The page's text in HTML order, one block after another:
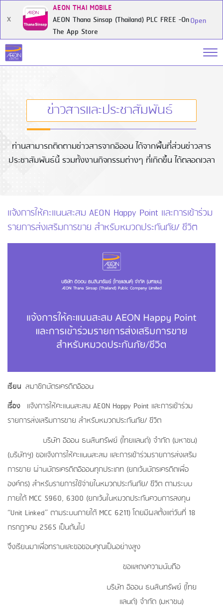
X
AEON THAI MOBILE
AEON Thana Sinsap (Thailand) PLC FREE -On
The App Store
Open
ข่าวสารและประชาสัมพันธ์
ท่านสามารถติดตามข่าวสารจากอิออน ได้จากพื้นที่ส่วนข่าวสาร
ประชาสัมพันธ์นี้ รวมทั้งงานกิจกรรมต่างๆ ที่เกิดขึ้น ได้ตลอดเวลา
แจ้งการให้คะแนนสะสม AEON Happy Point และการเข้าร่วม
รายการส่งเสริมการขาย สำหรับหมวดประกันภัย/ ชีวิต
เรียน สมาชิกบัตรเครดิตอิออน
เรื่อง แจ้งการให้คะแนนสะสม AEON Happy Point และการเข้าร่วม
รายการส่งเสริมการขาย สำหรับหมวดประกันภัย/ ชีวิต
บริษัท อิออน ธนสินทรัพย์ (ไทยแลนด์) จำกัด (มหาชน)
(บริษัทฯ) ขอแจ้งการให้คะแนนสะสม และการเข้าร่วมรายการส่งเสริม
การขาย ผ่านบัตรเครดิตอิออนทุกประเภท (ยกเว้นบัตรเครดิตเพื่อ
องค์กร) สำหรับรายการใช้จ่ายในหมวดประกันภัย/ ชีวิต ตามระบบ
ภายใต้ MCC 5960, 6300 (ยกเว้นในหมวดประกันควบการลงทุน
“Unit Linked” ตามระบบภายใต้ MCC 6211) โดยมีผลตั้งแต่วันที่ 18
กรกฏาคม 2565 เป็นต้นไป
จึงเรียนมาเพื่อทราบและขอขอบคุณเป็นอย่างสูง
ขอแสดงความนับถือ
บริษัท อิออน ธนสินทรัพย์ (ไทย
แลนด์) จำกัด (มหาชน)